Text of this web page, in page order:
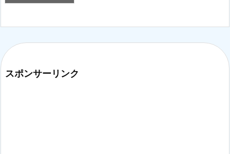
スポンサーリンク